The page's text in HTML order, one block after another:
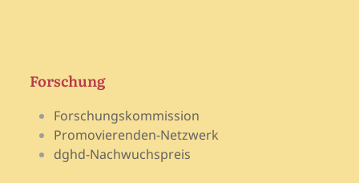
Forschung
Forschungskommission
Promovierenden-Netzwerk
dghd-Nachwuchspreis